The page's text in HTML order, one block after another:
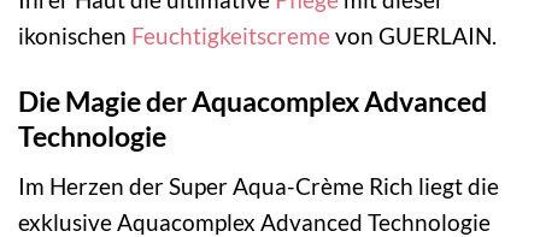
ikonischen Feuchtigkeitscremevon GUERLAIN.
Die Magie der Aquacomplex Advanced
Technologie
Im Herzen der Super Aqua-Crème Rich liegt die
exklusive Aquacomplex Advanced Technologie